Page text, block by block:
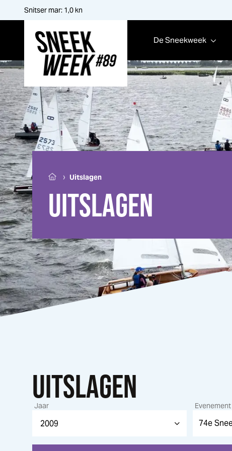
Snitser mar: 1,0kn
Sneekweek
DeSneekweek
UITSLAGEN
› Uitslagen
UITSLAGEN
Jaar Evenement